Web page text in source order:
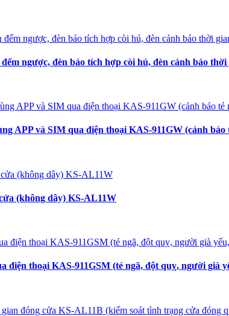
ngược, đèn báo tích hợp còi hú, đèn cảnh báo
APP và SIM qua điện thoại KAS-911GW (cảnh
(không dây) KS-AL11W
điện thoại KAS-911GSM (té ngã, đột quỵ, người già